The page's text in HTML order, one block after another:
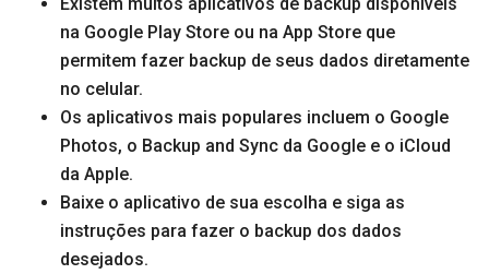
na Google Play Store ou na App Store que
permitem fazer backup de seus dados diretamente
no celular.
Os aplicativos mais populares incluem o Google
Photos, o Backup and Sync da Google e o iCloud
da Apple.
Baixe o aplicativo de sua escolha e siga as
instruções para fazer o backup dos dados
desejados.